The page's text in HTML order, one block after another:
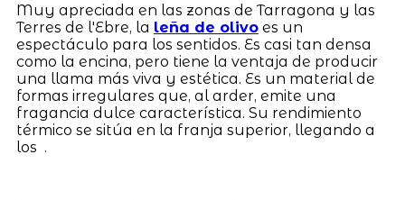
Muy apreciada en las zonas de Tarragona y las
Terres de l'Ebre, la leña de olivoes un
espectáculo para los sentidos. Es casi tan densa
como la encina, pero tiene la ventaja de producir
una llama más viva y estética. Es un material de
formas irregulares que, al arder, emite una
fragancia dulce característica. Su rendimiento
térmico se sitúa en la franja superior, llegando a
los .